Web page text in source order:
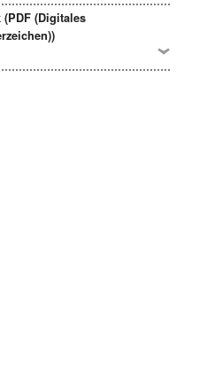
(PDF (Digitales